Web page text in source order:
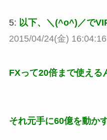
5: 以下、＼(^o^)／で
2015/04/24(金)
FXって20倍まで使える
それ元手に60億を動か